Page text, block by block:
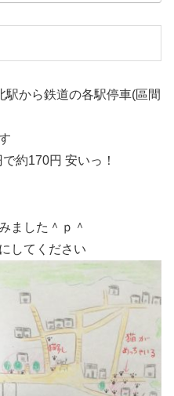
から鉄道の各駅停車(區間
約170円 安いっ！
ました＾ｐ＾
してください